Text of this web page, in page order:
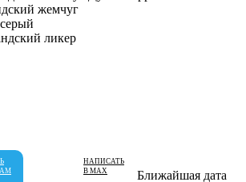
жемчуг
ликер
Ближайшая дата
НАПИСАТЬ
В MAX